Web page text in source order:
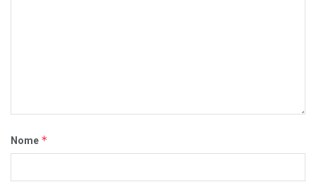
Nome *